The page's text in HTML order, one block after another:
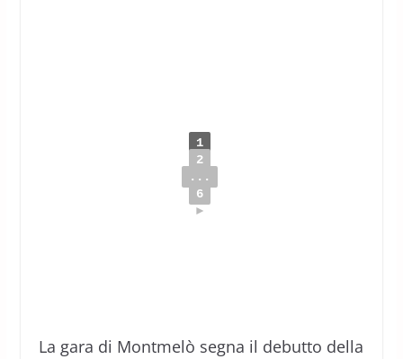
1
2
...
6
►
La gara di Montmelò segna il debutto della